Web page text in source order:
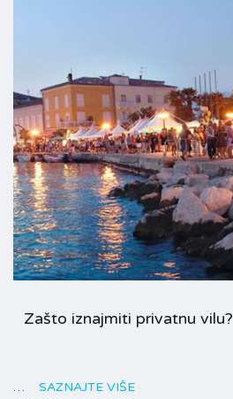
Zašto iznajmiti privatnu vilu?
… SAZNAJTE VIŠE